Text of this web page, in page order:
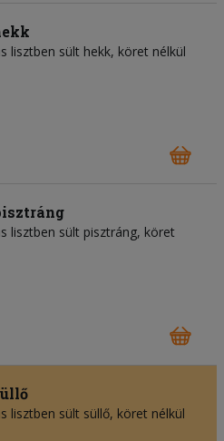
lisztben sült hekk, köret nélkül
lisztben sült pisztráng, köret
lisztben sült süllő, köret nélkül